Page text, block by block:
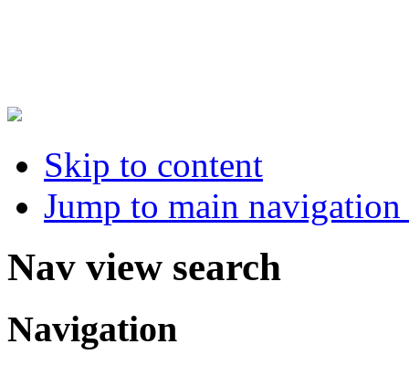
Skip to content
Jump to main
Nav view search
Navigation